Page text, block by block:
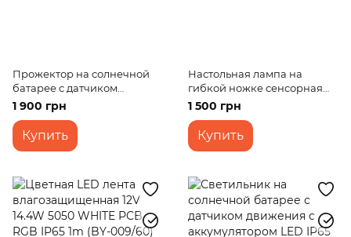
Прожектор на солнечной
батарее с датчиком
движения с аккумулятором
LED IP65 HL-42P/20W CW
1 900 грн
Купить
Настольная лампа на
гибкой ножке сенсорная
SL-82 6W WH
1 500 грн
Купить